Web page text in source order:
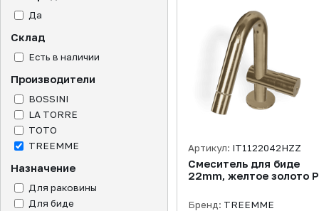
Да
Склад
Есть в наличии
Производители
BOSSINI
LA TORRE
TOTO
TREEMME
Назначение
Для раковины
Для биде
Артикул: IT1122042HZZ
Смеситель для биде
22mm, желтое золото
Бренд: TREEMME